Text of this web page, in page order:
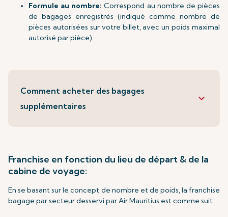
Formule au nombre: Correspond au nombre de pièces
de bagages enregistrés (indiqué comme nombre de
pièces autorisées sur votre billet, avec un poids maximal
autorisé par pièce)
Comment acheter des bagages
supplémentaires
keyboard_arrow_down
Franchise en fonction du lieu de départ & de la
cabine de voyage:
En se basant sur le concept de nombre et de poids, la franchise
bagage par secteur desservi par Air Mauritius est comme suit :